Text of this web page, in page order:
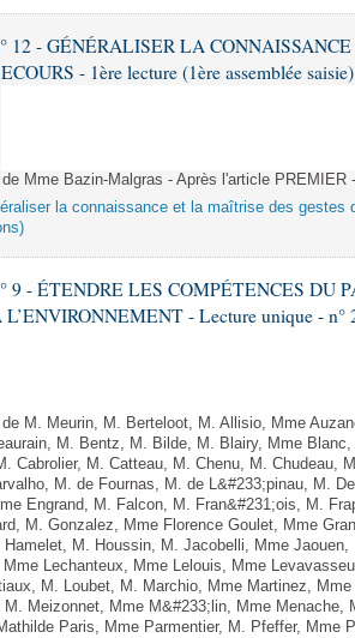
des lois
des lois
et orales
12 - GÉNÉRALISER LA
- 1ère lecture (1ère assemblée
Mme Bazin-Malgras - Après l'article PREMIER
la connaissance et la maîtrise des gestes
9 - ÉTENDRE LES COMPÉTENCES DU
- Lecture unique - n°
M. Meurin, M. Berteloot, M. Allisio, Mme
M. Bentz, M. Bilde, M. Blairy, Mme
Cabrolier, M. Catteau, M. Chenu, M. Chudeau,
M. de Fournas, M. de L&#233;pinau, M.
Engrand, M. Falcon, M. Fran&#231;ois, M.
M. Gonzalez, Mme Florence Goulet, Mme
Hamelet, M. Houssin, M. Jacobelli, Mme
Mme Lechanteux, Mme Lelouis, Mme
M. Loubet, M. Marchio, Mme Martinez,
M. Meizonnet, Mme M&#233;lin, Mme Menache,
Paris, Mme Parmentier, M. Pfeffer, Mme